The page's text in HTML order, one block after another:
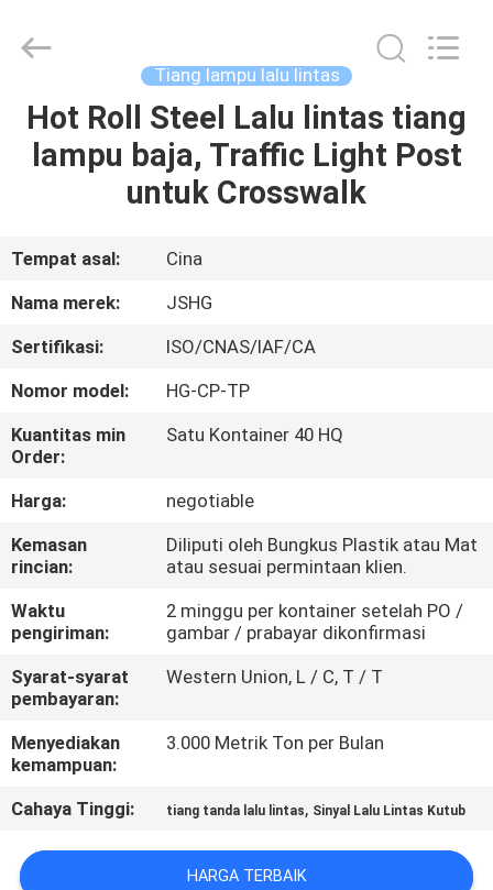
RUMAH
VIDEO
VR
TENTANG
KAMI
TUR
PABRIK
KONTROL
KUALITAS
HUBUNGI
KAMI
BERITA
co.,ltd.
Reserved.
Tiang lampu lalu lintas
Hot Roll Steel Lalu lintas tiang
lampu baja, Traffic Light Post
untuk Crosswalk
Tempat asal:
Cina
Nama merek:
JSHG
Sertifikasi:
ISO/CNAS/IAF/CA
Nomor model:
HG-CP-TP
Kuantitas min
Order:
Satu Kontainer 40 HQ
Harga:
negotiable
Kemasan
rincian:
Diliputi oleh Bungkus Plastik atau Mat
atau sesuai permintaan klien.
Waktu
pengiriman:
2 minggu per kontainer setelah PO /
gambar / prabayar dikonfirmasi
Syarat-syarat
pembayaran:
Western Union, L / C, T / T
Menyediakan
kemampuan:
3.000 Metrik Ton per Bulan
Cahaya Tinggi: tiang tanda lalu lintas, Sinyal Lalu Lintas Kutub
HARGA TERBAIK